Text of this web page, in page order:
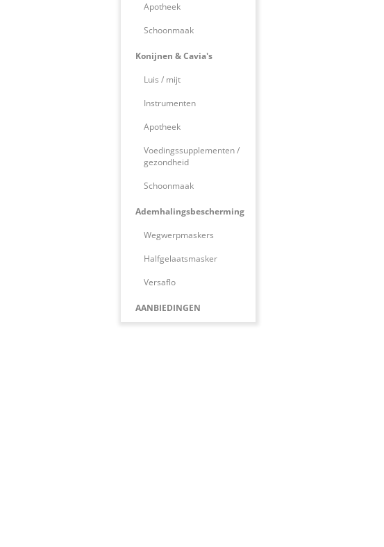
Apotheek
Schoonmaak
Konijnen & Cavia's
Luis / mijt
Instrumenten
Apotheek
Voedingssupplementen /
gezondheid
Schoonmaak
Ademhalingsbescherming
Wegwerpmaskers
Halfgelaatsmasker
Versaflo
AANBIEDINGEN